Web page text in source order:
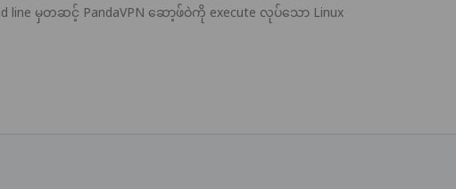
line မှတဆင့် PandaVPN ဆော့ဖ်ဝဲကို execute လုပ်သော Linux